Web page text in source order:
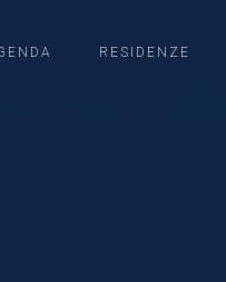
RESIDENZE